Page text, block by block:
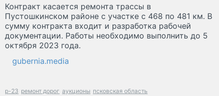
Контракт касается ремонта трассы в
Пустошкинском районе с участке с 468 по 481 км. В
сумму контракта входит и разработка рабочей
документации. Работы необходимо выполнить до 5
октября 2023 года.
gubernia.media
р-23 ремонт дорог аукционы псковская область